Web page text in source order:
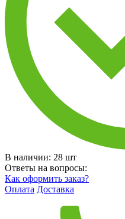
В наличии: 28 шт
Ответы на вопросы:
Как оформить заказ?
Оплата Доставка